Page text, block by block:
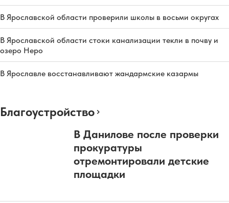
В Ярославской области проверили школы в восьми округах
В Ярославской области стоки канализации текли в почву и
озеро Неро
В Ярославле восстанавливают жандармские казармы
Благоустройство
В Данилове после проверки
прокуратуры
отремонтировали детские
площадки